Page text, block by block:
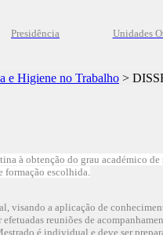
Presidência Unidades
e Higiene no Trabalho >
à obtenção do grau académico de
formação escolhida.
visando a aplicação de
reuniões de
é individual e deve ser